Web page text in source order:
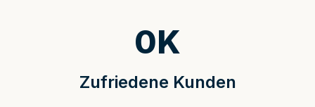
Zufriedene Kunden
0K